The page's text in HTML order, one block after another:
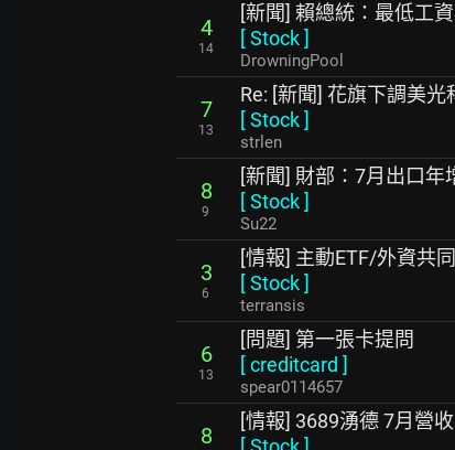
4
14
[新聞] 賴總統：最低工
[Stock]
DrowningPool
7
13
Re: [新聞] 花旗下調美
[Stock]
strlen
8
9
[新聞] 財部：7月出口
[Stock]
Su22
3
6
[情報] 主動ETF/外資共
[Stock]
terransis
6
13
[問題] 第一張卡提問
[creditcard ]
spear0114657
8
[情報] 3689湧德 7月營收